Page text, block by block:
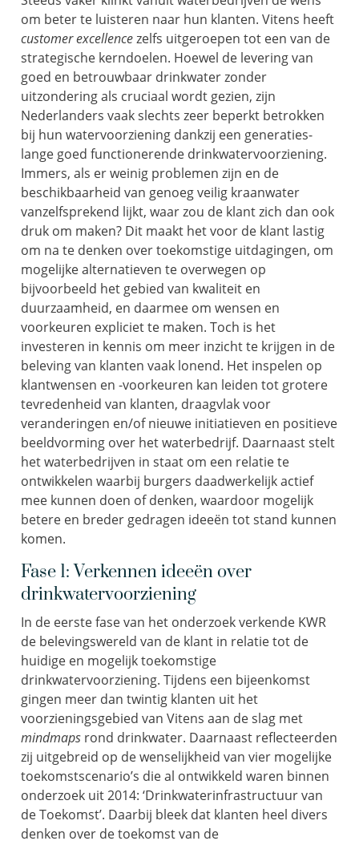
om beter te luisteren naar hun klanten. Vitens heeft
customer excellencezelfs uitgeroepen tot een van de
strategische kerndoelen. Hoewel de levering van
goed en betrouwbaar drinkwater zonder
uitzondering als cruciaal wordt gezien, zijn
Nederlanders vaak slechts zeer beperkt betrokken
bij hun watervoorziening dankzij een generaties-
lange goed functionerende drinkwatervoorziening.
Immers, als er weinig problemen zijn en de
beschikbaarheid van genoeg veilig kraanwater
vanzelfsprekend lijkt, waar zou de klant zich dan ook
druk om maken? Dit maakt het voor de klant lastig
om na te denken over toekomstige uitdagingen, om
mogelijke alternatieven te overwegen op
bijvoorbeeld het gebied van kwaliteit en
duurzaamheid, en daarmee om wensen en
voorkeuren expliciet te maken. Toch is het
investeren in kennis om meer inzicht te krijgen in de
beleving van klanten vaak lonend. Het inspelen op
klantwensen en -voorkeuren kan leiden tot grotere
tevredenheid van klanten, draagvlak voor
veranderingen en/of nieuwe initiatieven en positieve
beeldvorming over het waterbedrijf. Daarnaast stelt
het waterbedrijven in staat om een relatie te
ontwikkelen waarbij burgers daadwerkelijk actief
mee kunnen doen of denken, waardoor mogelijk
betere en breder gedragen ideeën tot stand kunnen
komen.
Fase 1: Verkennen ideeën over
drinkwatervoorziening
In de eerste fase van het onderzoek verkende KWR
de belevingswereld van de klant in relatie tot de
huidige en mogelijk toekomstige
drinkwatervoorziening. Tijdens een bijeenkomst
gingen meer dan twintig klanten uit het
voorzieningsgebied van Vitens aan de slag met
mindmaps rond drinkwater. Daarnaast reflecteerden
zij uitgebreid op de wenselijkheid van vier mogelijke
toekomstscenario’s die al ontwikkeld waren binnen
onderzoek uit 2014: ‘Drinkwaterinfrastructuur van
de Toekomst’. Daarbij bleek dat klanten heel divers
denken over de toekomst van de